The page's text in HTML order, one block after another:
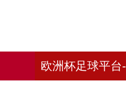
欧洲杯足球平台-